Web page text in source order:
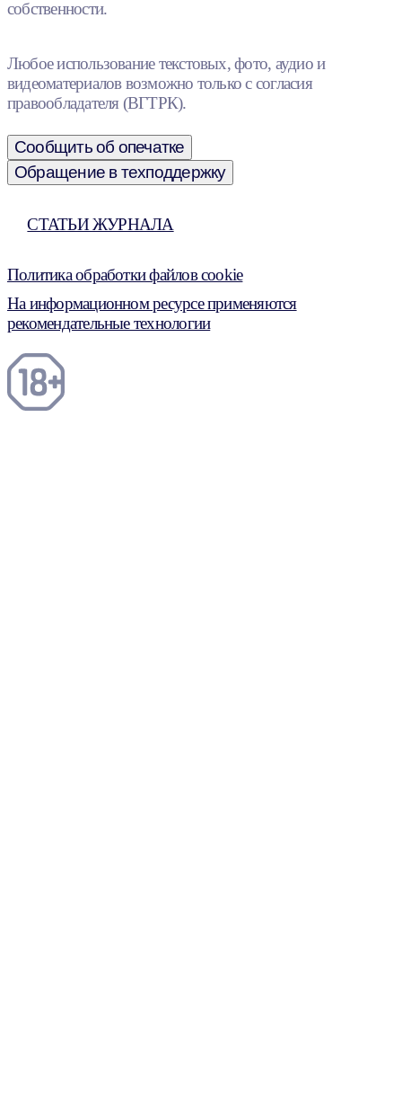
собственности.
Любое использование текстовых, фото, аудио и
видеоматериалов возможно только с согласия
правообладателя (ВГТРК).
Сообщить об опечатке
Обращение в техподдержку
СТАТЬИ ЖУРНАЛА
Политика обработки файлов cookie
На информационном ресурсе применяются
рекомендательные технологии